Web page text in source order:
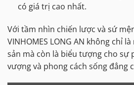
có giá trị cao nhất.
Với tầm nhìn chiến lược và sứ
VINHOMES LONG AN không chỉ
sản mà còn là biểu tượng cho sự
vượng và phong cách sống đẳng